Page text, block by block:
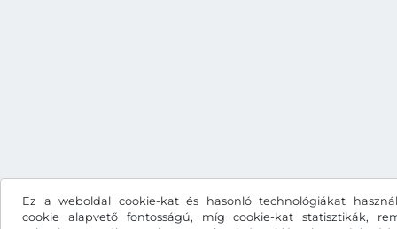
Ez a weboldal cookie-kat és hasonló technológiákat
cookie alapvető fontosságú, míg cookie-kat statisztikák,